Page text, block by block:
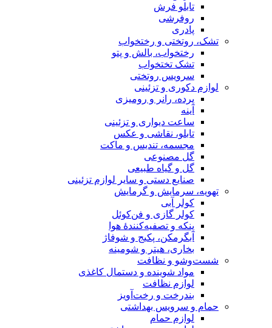
تابلو فرش
روفرشی
پادری
تشک، روتختی و رختخواب
رختخواب، بالش و پتو
تشک تختخواب
سرویس روتختی
لوازم دکوری و تزئینی
پرده، رانر و رومیزی
آینه
ساعت دیواری و تزئینی
تابلو، نقاشی و عکس
مجسمه، تندیس و ماکت
گل مصنوعی
گل و گیاه طبیعی
صنایع دستی و سایر لوازم تزئینی
تهویه، سرمایش و گرمایش
کولر آبی
کولر گازی و فن‌کوئل
پنکه و تصفیه‌کنندهٔ هوا
آبگرمکن، پکیج و شوفاژ
بخاری، هیتر و شومینه
شست‌وشو و نظافت
مواد شوینده و دستمال کاغذی
لوازم نظافت
بندرخت و رخت‌آویز
حمام و سرویس بهداشتی
لوازم حمام